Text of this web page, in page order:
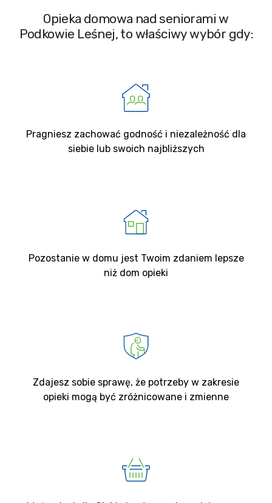
Opieka domowa nad seniorami w
Podkowie Leśnej, to właściwy wybór gdy:
Pragniesz zachować godność i niezależność dla
siebie lub swoich najbliższych
Pozostanie w domu jest Twoim zdaniem lepsze
niż dom opieki
Zdajesz sobie sprawę, że potrzeby w zakresie
opieki mogą być zróżnicowane i zmienne